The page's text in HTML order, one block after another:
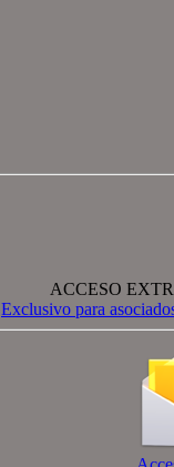
ACCESO
Exclusivo para